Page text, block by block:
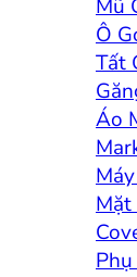
Mũ
Ô
Tất
Áo
Mặt